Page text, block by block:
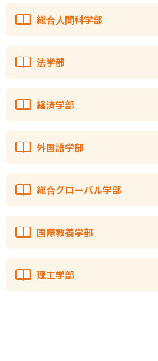
総合人間科学部
法学部
経済学部
外国語学部
総合グローバル学部
国際教養学部
理工学部